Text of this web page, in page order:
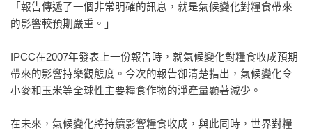
「報告傳遞了一個非常明確的訊息，就是氣候變化對糧食帶來
的影響較預期嚴重。」
IPCC在2007年發表上一份報告時，就氣候變化對糧食收成預期
帶來的影響持樂觀態度。今次的報告卻清楚指出，氣候變化令
小麥和玉米等全球性主要糧食作物的淨產量顯著減少。
在未來，氣候變化將持續影響糧食收成，與此同時，世界對糧